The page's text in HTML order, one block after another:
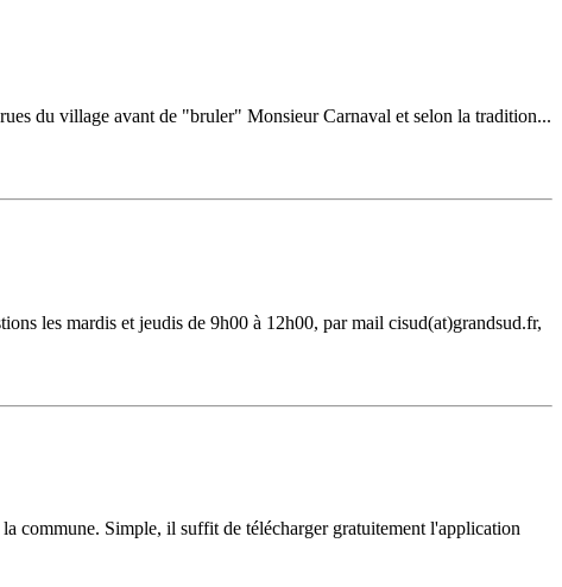
du village avant de "bruler" Monsieur Carnaval et selon la tradition...
les mardis et jeudis de 9h00 à 12h00, par mail cisud(at)grandsud.fr,
commune. Simple, il suffit de télécharger gratuitement l'application